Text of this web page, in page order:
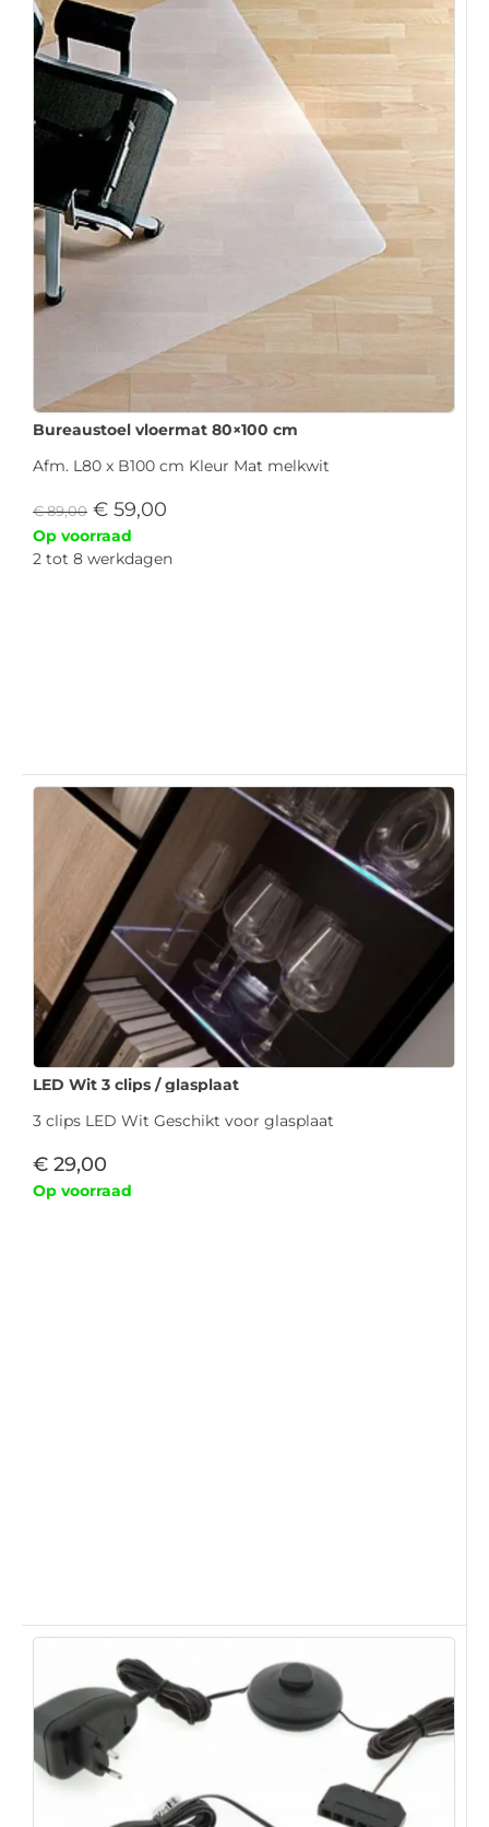
Bureaustoel vloermat 80×100 cm
Afm. L80 x B100 cm Kleur Mat melkwit
€89,00 € 59,00
Op voorraad
2 tot 8 werkdagen
LED Wit 3 clips / glasplaat
3 clips LED Wit Geschikt voor glasplaat
€ 29,00
Op voorraad